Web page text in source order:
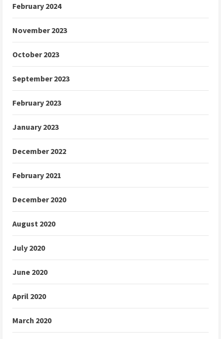
February 2024
November 2023
October 2023
September 2023
February 2023
January 2023
December 2022
February 2021
December 2020
August 2020
July 2020
June 2020
April 2020
March 2020